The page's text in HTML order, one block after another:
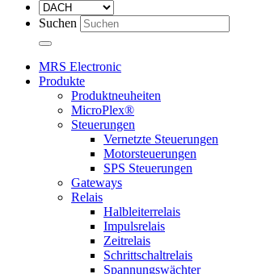
Suchen
MRS Electronic
Produkte
Produktneuheiten
MicroPlex®
Steuerungen
Vernetzte Steuerungen
Motorsteuerungen
SPS Steuerungen
Gateways
Relais
Halbleiterrelais
Impulsrelais
Zeitrelais
Schrittschaltrelais
Spannungswächter